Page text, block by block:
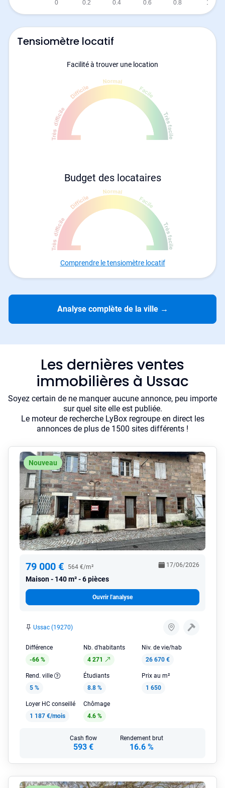
Tensiomètre locatif
Facilité à trouver une location
Budget des locataires
Comprendre le tensiomètre locatif
Analyse complète de la ville →
Les dernières ventes
immobilières à Ussac
Soyez certain de ne manquer aucune annonce, peu importe
sur quel site elle est publiée.
Le moteur de recherche LyBox regroupe en direct les
annonces de plus de 1500 sites différents !
Nouveau
79 000 € 564 €/m²
Maison 140 m² - 6 pièces
17/06/2026
Ouvrir l'analyse
Ussac (19270)
Différence
-66 %
Nb. d'habitants
4 271
Niv. de vie/hab
26 670 €
Rend. ville
5 %
Étudiants
8.8 %
Prix au m²
1 650
Loyer HC conseillé
1 187 €/mois
Chômage
4.6 %
Cash flow
593 €
Rendement brut
16.6 %